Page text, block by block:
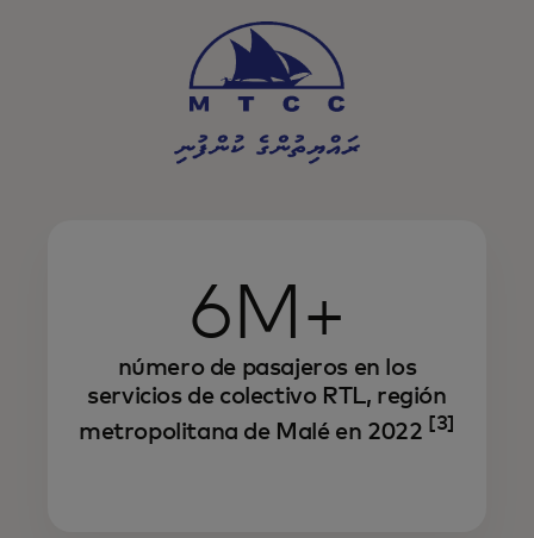
6M+
número de pasajeros en los
servicios de colectivo RTL, región
metropolitana de Malé en 2022 [3]